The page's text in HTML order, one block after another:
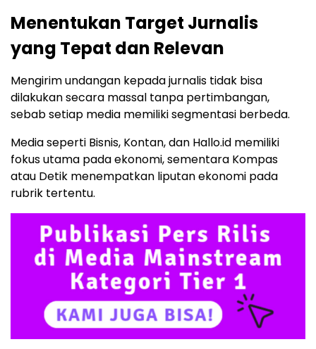
Menentukan Target Jurnalis
yang Tepat dan Relevan
Mengirim undangan kepada jurnalis tidak bisa
dilakukan secara massal tanpa pertimbangan,
sebab setiap media memiliki segmentasi berbeda.
Media seperti Bisnis, Kontan, dan Hallo.id memiliki
fokus utama pada ekonomi, sementara Kompas
atau Detik menempatkan liputan ekonomi pada
rubrik tertentu.